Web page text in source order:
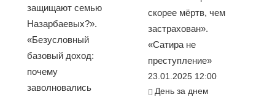
защищают семью
Назарбаевых?».
«Безусловный
базовый доход:
почему
заволновались
скорее мёртв, чем
застрахован».
«Сатира не
преступление»
23.01.2025 12:00
День за днем